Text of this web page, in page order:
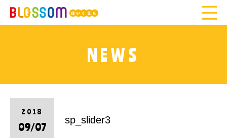
NEWS
2018
09/07
sp_slider3